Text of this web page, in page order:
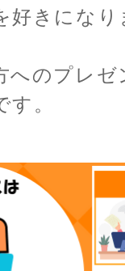
好きになり
へのプレゼ
。